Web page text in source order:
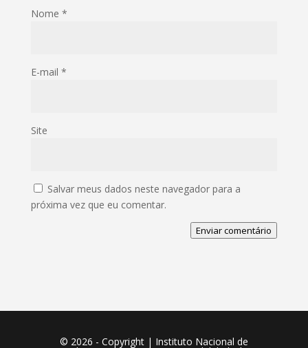
Nome *
E-mail *
Site
Salvar meus dados neste navegador para a
próxima vez que eu comentar.
Enviar comentário
©️ 2026 - Copyright | Instituto Nacional de